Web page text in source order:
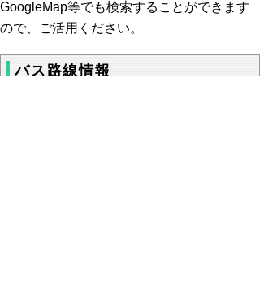
GoogleMap等でも検索することができます
ので、ご活用ください。
バス路線情報